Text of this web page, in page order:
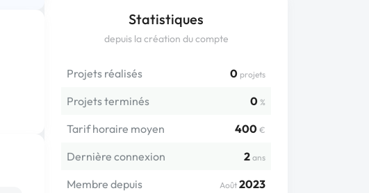
Statistiques
depuis la création du compte
Projets réalisés 0 projets
Projets terminés 0 %
Tarif horaire moyen 400 €
Dernière connexion 2 ans
Membre depuis Août 2023